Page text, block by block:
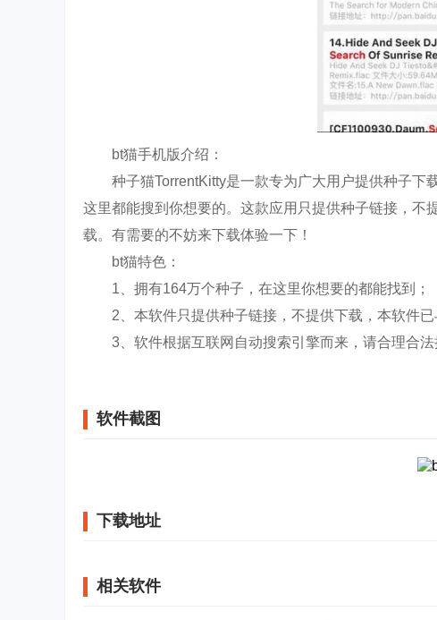
bt猫手机版介绍：
种子猫TorrentKitty是一款专为广大用户提供种子下
这里都能搜到你想要的。这款应用只提供种子链接，不
载。有需要的不妨来下载体验一下！
bt猫特色：
1、拥有164万个种子，在这里你想要的都能找到；
2、本软件只提供种子链接，不提供下载，本软件已
3、软件根据互联网自动搜索引擎而来，请合理合法
软件截图
下载地址
相关软件